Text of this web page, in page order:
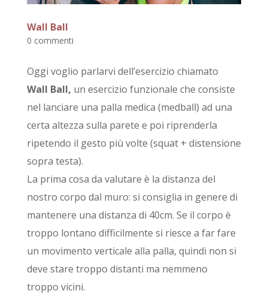
Wall Ball
0 commenti
Oggi voglio parlarvi dell’esercizio chiamato
Wall Ball, un esercizio funzionale che consiste
nel lanciare una palla medica (medball) ad una
certa altezza sulla parete e poi riprenderla
ripetendo il gesto più volte (squat + distensione
sopra testa).
La prima cosa da valutare è la distanza del
nostro corpo dal muro: si consiglia in genere di
mantenere una distanza di 40cm. Se il corpo è
troppo lontano difficilmente si riesce a far fare
un movimento verticale alla palla, quindi non si
deve stare troppo distanti ma nemmeno
troppo vicini.